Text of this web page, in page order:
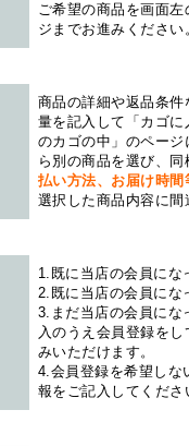
ご希望の商品を画面
ジまでお進みください
商品の詳細や返品条
量を記入して「カゴ
のカゴの中」のペー
ら別の商品を選び、
払い方法、お届け時
選択した商品内容に
1.既に当店の会員にな
2.既に当店の会員にな
3.まだ当店の会員にな
入のうえ会員登録を
みいただけます。
4.会員登録を希望しな
報をご記入してくださ